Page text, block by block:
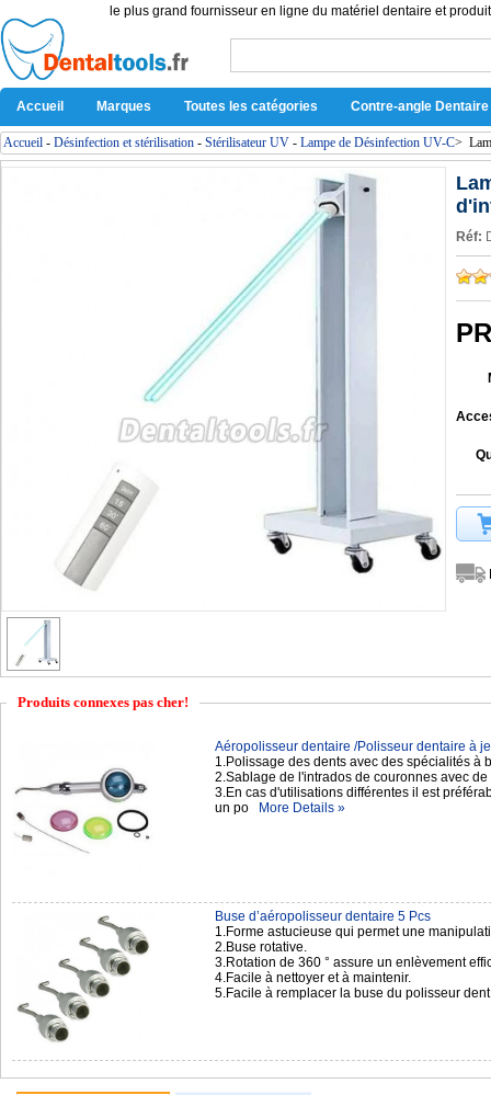
le plus grand fournisseur en ligne du matériel dentaire et
Accueil Marques Toutes les catégories Contre-angle Dentaire
Accueil - Désinfection et stérilisation - Stérilisateur UV - Lampe de Désinfection UV-C>
Réf:
Produits connexes pas cher!
Aéropolisseur dentaire /Polisseur dentaire à
1.Polissage des dents avec des spécialités à
2.Sablage de l'intrados de couronnes avec
3.En cas d'utilisations différentes il est
un po
More Details »
Buse d’aéropolisseur dentaire 5 Pcs
1.Forme astucieuse qui permet une
2.Buse rotative.
3.Rotation de 360 ° assure un enlèvement
4.Facile à nettoyer et à maintenir.
5.Facile à remplacer la buse du polisseur